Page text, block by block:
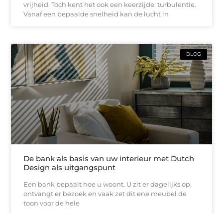
vrijheid. Toch kent het ook een keerzijde: turbulentie.
Vanaf een bepaalde snelheid kan de lucht in
BLOG
De bank als basis van uw interieur met Dutch
Design als uitgangspunt
Een bank bepaalt hoe u woont. U zit er dagelijks op,
ontvangt er bezoek en vaak zet dit ene meubel de
toon voor de hele